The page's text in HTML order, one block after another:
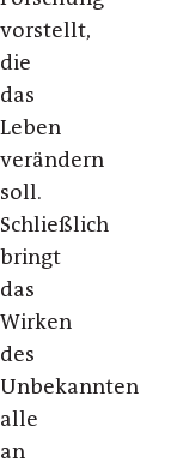
vorstellt,
die
das
Leben
verändern
soll.
Schließlich
bringt
das
Wirken
des
Unbekannten
alle
an